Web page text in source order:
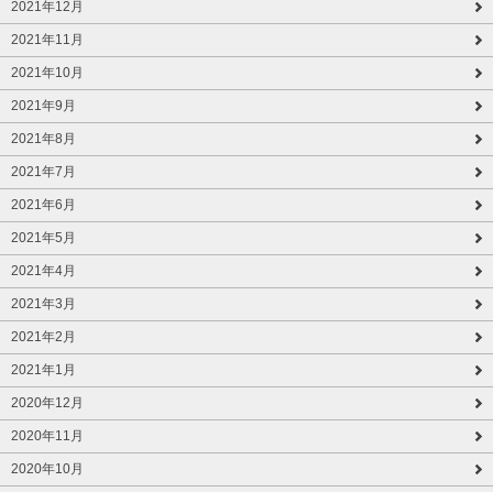
2021年12月
2021年11月
2021年10月
2021年9月
2021年8月
2021年7月
2021年6月
2021年5月
2021年4月
2021年3月
2021年2月
2021年1月
2020年12月
2020年11月
2020年10月